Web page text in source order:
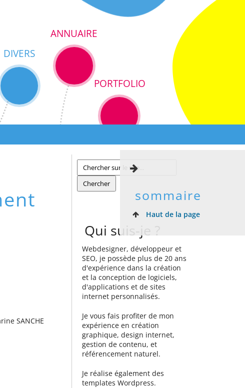
DIVERS
ANNUAIRE
PORTFOLIO
sommaire
Haut de la page
SANCHE
Qui suis-je ?
Webdesigner, développeur et
SEO, je possède plus de 20 ans
d'expérience dans la création
et la conception de logiciels,
d'applications et de sites
internet personnalisés.
Je vous fais profiter de mon
expérience en création
graphique, design internet,
gestion de contenu, et
référencement naturel.
Je réalise également des
templates Wordpress.